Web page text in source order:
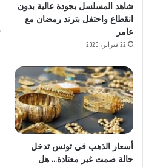
شاهد المسلسل بجودة عالية بدون
انقطاع واحتفل بترند رمضان مع
عامر
22 فبراير، 2026
أسعار الذهب في تونس تدخل
حالة صمت غير معتادة… هل